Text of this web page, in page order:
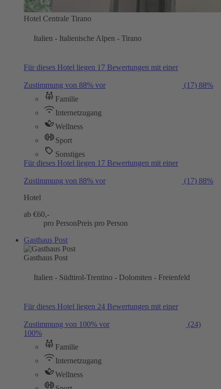
Hotel Centrale Tirano
Italien - Italienische Alpen - Tirano
Für dieses Hotel liegen 17 Bewertungen mit einer
Zustimmung von 88% vor (17) 88%
Familie
Internetzugang
Wellness
Sport
Sonstiges
Für dieses Hotel liegen 17 Bewertungen mit einer
Zustimmung von 88% vor (17) 88%
Hotel
ab €60,-
pro PersonPreis pro Person
Gasthaus Post
Gasthaus Post
Italien - Südtirol-Trentino - Dolomiten - Freienfeld
Für dieses Hotel liegen 24 Bewertungen mit einer
Zustimmung von 100% vor
(24)
100%
Familie
Internetzugang
Wellness